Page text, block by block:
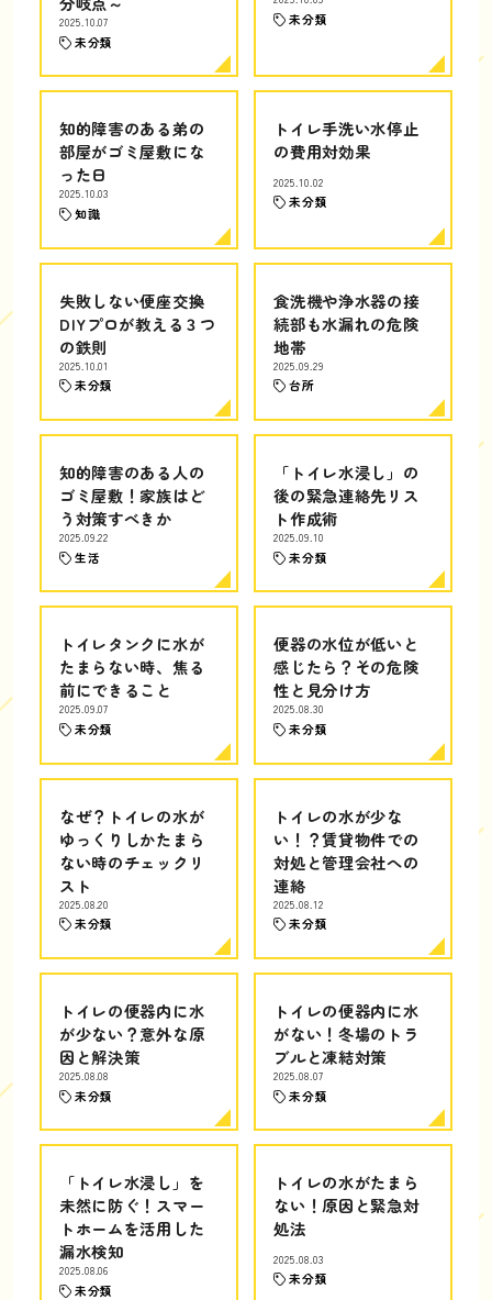
2025.10.07
未分類
未分類
知的障害のある弟の
部屋がゴミ屋敷にな
った日
2025.10.03
知識
トイレ手洗い水停止
の費用対効果
2025.10.02
未分類
失敗しない便座交換
DIYプロが教える３つ
の鉄則
2025.10.01
未分類
食洗機や浄水器の接
続部も水漏れの危険
地帯
2025.09.29
台所
知的障害のある人の
ゴミ屋敷！家族はど
う対策すべきか
2025.09.22
生活
「トイレ水浸し」の
後の緊急連絡先リス
ト作成術
2025.09.10
未分類
トイレタンクに水が
たまらない時、焦る
前にできること
2025.09.07
未分類
便器の水位が低いと
感じたら？その危険
性と見分け方
2025.08.30
未分類
なぜ？トイレの水が
ゆっくりしかたまら
ない時のチェックリ
スト
2025.08.20
未分類
トイレの水が少な
い！？賃貸物件での
対処と管理会社への
連絡
2025.08.12
未分類
トイレの便器内に水
が少ない？意外な原
因と解決策
2025.08.08
未分類
トイレの便器内に水
がない！冬場のトラ
ブルと凍結対策
2025.08.07
未分類
「トイレ水浸し」を
未然に防ぐ！スマー
トホームを活用した
漏水検知
2025.08.06
未分類
トイレの水がたまら
ない！原因と緊急対
処法
2025.08.03
未分類